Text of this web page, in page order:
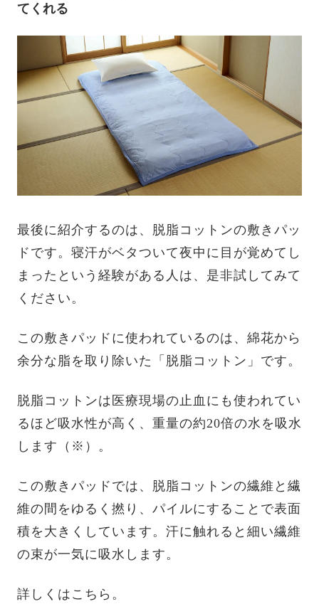
てくれる
最後に紹介するのは、脱脂コットンの敷きパッ
ドです。寝汗がベタついて夜中に目が覚めてし
まったという経験がある人は、是非試してみて
ください。
この敷きパッドに使われているのは、綿花から
余分な脂を取り除いた「脱脂コットン」です。
脱脂コットンは医療現場の止血にも使われてい
るほど吸水性が高く、重量の約20倍の水を吸水
します（※）。
この敷きパッドでは、脱脂コットンの繊維と繊
維の間をゆるく撚り、パイルにすることで表面
積を大きくしています。汗に触れると細い繊維
の束が一気に吸水します。
詳しくはこちら。